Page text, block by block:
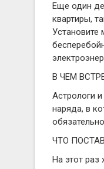
Еще один
квартиры,
В ЧЕМ
Астрологи
наряда, в
ЧТО
На этот раз